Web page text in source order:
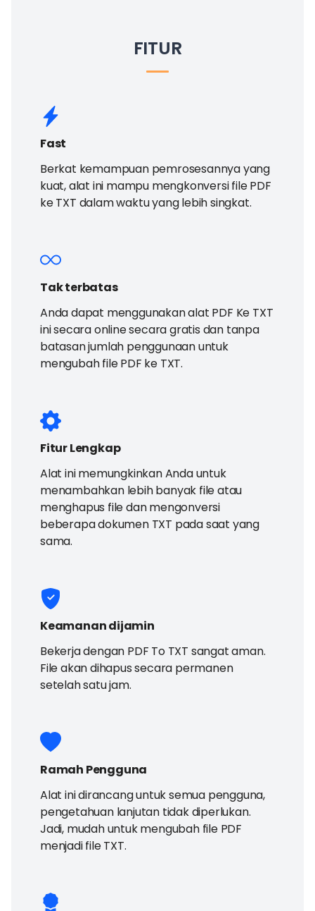
FITUR
Fast
Berkat kemampuan pemrosesannya yang
kuat, alat ini mampu mengkonversi file PDF
ke TXT dalam waktu yang lebih singkat.
Tak terbatas
Anda dapat menggunakan alat PDF Ke TXT
ini secara online secara gratis dan tanpa
batasan jumlah penggunaan untuk
mengubah file PDF ke TXT.
Fitur Lengkap
Alat ini memungkinkan Anda untuk
menambahkan lebih banyak file atau
menghapus file dan mengonversi
beberapa dokumen TXT pada saat yang
sama.
Keamanan dijamin
Bekerja dengan PDF To TXT sangat aman.
File akan dihapus secara permanen
setelah satu jam.
Ramah Pengguna
Alat ini dirancang untuk semua pengguna,
pengetahuan lanjutan tidak diperlukan.
Jadi, mudah untuk mengubah file PDF
menjadi file TXT.